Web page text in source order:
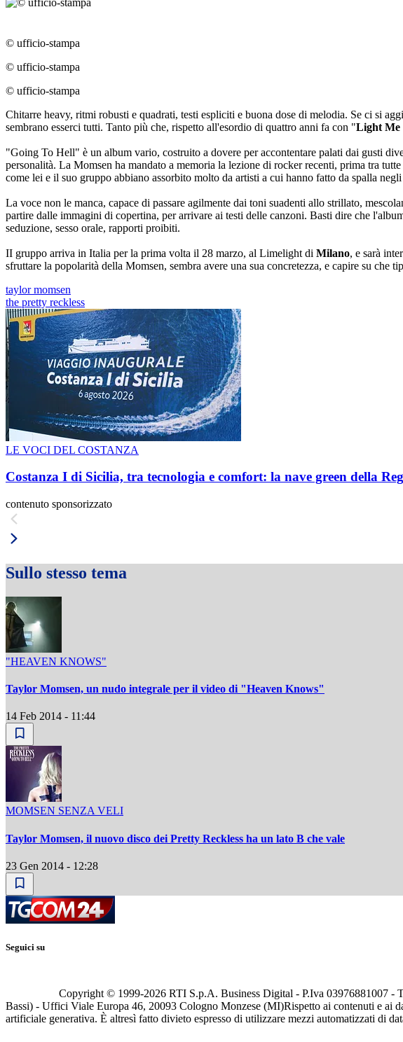
© ufficio-stampa
© ufficio-stampa
© ufficio-stampa
Chitarre heavy, ritmi robusti e quadrati, testi espliciti e buona dose di melodia. Se ci si
sembrano esserci tutti. Tanto più che, rispetto all'esordio di quattro anni fa con "Light Me
"Going To Hell" è un album vario, costruito a dovere per accontentare palati dai gusti
personalità. La Momsen ha mandato a memoria la lezione di rocker recenti, prima tra
come lei e il suo gruppo abbiano assorbito molto da artisti a cui hanno fatto da spalla
La voce non le manca, capace di passare agilmente dai toni suadenti allo strillato,
partire dalle immagini di copertina, per arrivare ai testi delle canzoni. Basti dire che
seduzione, sesso orale, rapporti proibiti.
II gruppo arriva in Italia per la prima volta il 28 marzo, al Limelight di Milano, e sarà
sfruttare la popolarità della Momsen, sembra avere una sua concretezza, e capire su
taylor momsen
the pretty reckless
LE VOCI DEL COSTANZA
Costanza I di Sicilia, tra tecnologia e comfort: la nave green della
contenuto sponsorizzato
Sullo stesso tema
"HEAVEN KNOWS"
Taylor Momsen, un nudo integrale per il video di "Heaven Knows"
14 Feb 2014 - 11:44
MOMSEN SENZA VELI
Taylor Momsen, il nuovo disco dei Pretty Reckless ha un lato B che vale
23 Gen 2014 - 12:28
Seguici su
Copyright © 1999-2026 RTI S.p.A. Business Digital - P.Iva 03976881007 -
Bassi) - Uffici Viale Europa 46, 20093 Cologno Monzese (MI)Rispetto ai contenuti e ai
artificiale generativa. È altresì fatto divieto espresso di utilizzare mezzi automatizzati di